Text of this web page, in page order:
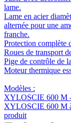
lame.
Lame en acier
alternée pour une
franche.
Protection complète
Roues de transport
Pige de contrôle de
Moteur thermique
Modèles :
XYLOSCIE 600 M
XYLOSCIE 600 M
produit